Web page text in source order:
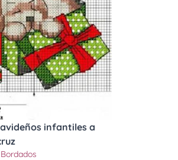
infantiles a